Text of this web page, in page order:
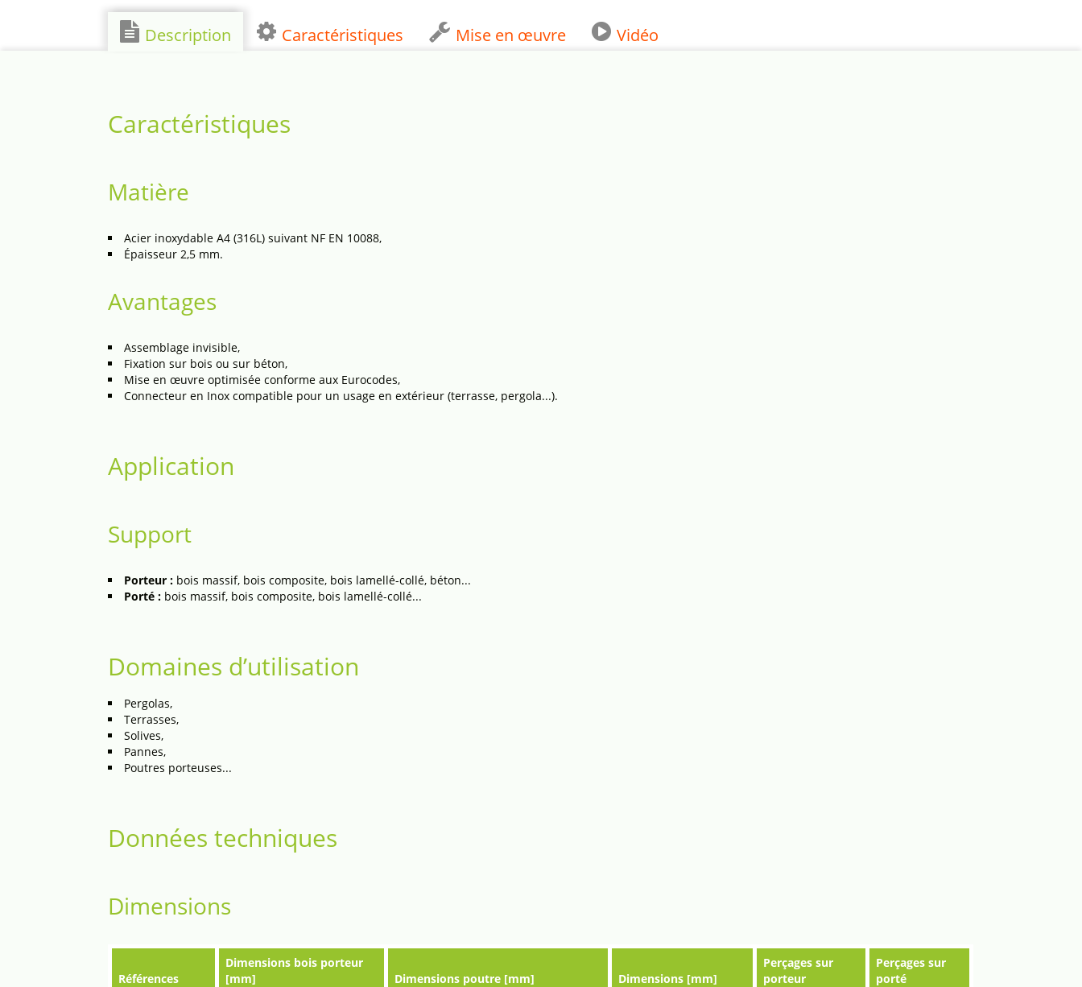
Description Caractéristiques Mise en œuvre Vidéo
Caractéristiques
Matière
Acier inoxydable A4 (316L) suivant NF EN 10088,
Épaisseur 2,5 mm.
Avantages
Assemblage invisible,
Fixation sur bois ou sur béton,
Mise en œuvre optimisée conforme aux Eurocodes,
Connecteur en Inox compatible pour un usage en extérieur (terrasse, pergola...).
Application
Support
Porteur : bois massif, bois composite, bois lamellé-collé, béton...
Porté : bois massif, bois composite, bois lamellé-collé...
Domaines d’utilisation
Pergolas,
Terrasses,
Solives,
Pannes,
Poutres porteuses...
Données techniques
Dimensions
Références
Dimensions bois porteur
[mm]
Dimensions poutre [mm] Dimensions [mm]
Perçages sur
porteur
Perçages sur
porté